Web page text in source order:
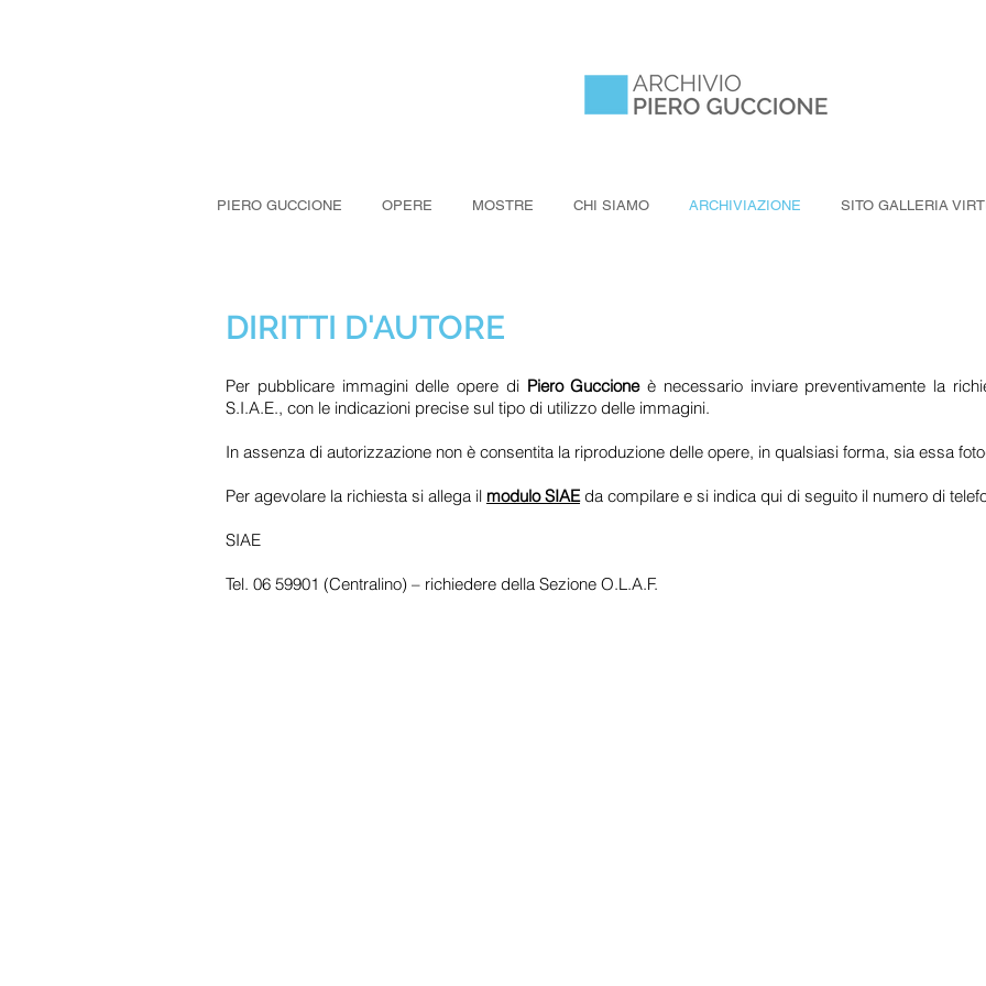
PIERO GUCCIONE OPERE MOSTRE CHI SIAMO ARCHIVIAZIONE SITO GALLERIA
DIRITTI D'AUTORE
Per pubblicare immagini delle opere di Piero Guccioneè necessario inviare preventivamente la
S.I.A.E., con le indicazioni precise sul tipo di utilizzo delle immagini.
In assenza di autorizzazione non è consentita la riproduzione delle opere, in qualsiasi forma, sia essa
Per agevolare la richiesta si allega il modulo SIAEda compilare e si indica qui di seguito il numero di
SIAE
Tel. 06 59901 (Centralino) – richiedere della Sezione O.L.A.F.